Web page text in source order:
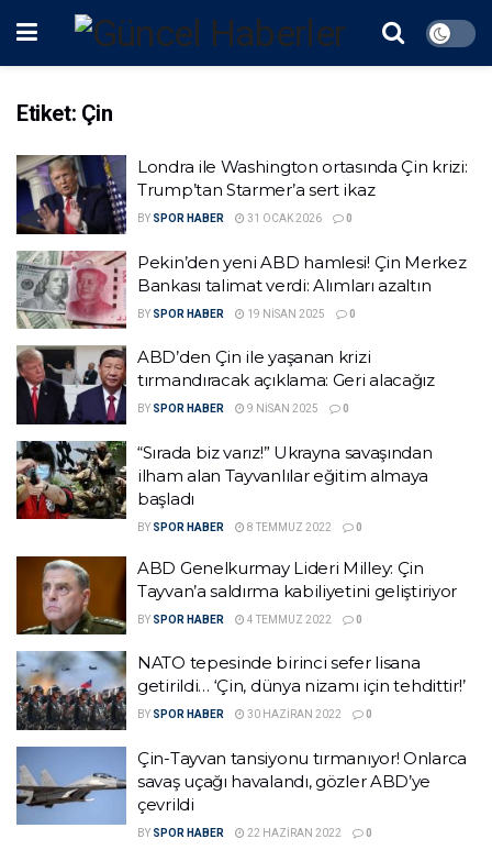
Etiket: Çin
Londra ile Washington ortasında Çin krizi:
Trump’tan Starmer’a sert ikaz
BY SPOR HABER 31 OCAK 2026 0
Pekin’den yeni ABD hamlesi! Çin Merkez
Bankası talimat verdi: Alımları azaltın
BY SPOR HABER 19 NISAN 2025 0
ABD’den Çin ile yaşanan krizi
tırmandıracak açıklama: Geri alacağız
BY SPOR HABER 9 NISAN 2025 0
“Sırada biz varız!” Ukrayna savaşından
ilham alan Tayvanlılar eğitim almaya
başladı
BY SPOR HABER 8 TEMMUZ 2022 0
ABD Genelkurmay Lideri Milley: Çin
Tayvan’a saldırma kabiliyetini geliştiriyor
BY SPOR HABER 4 TEMMUZ 2022 0
NATO tepesinde birinci sefer lisana
getirildi… ‘Çin, dünya nizamı için tehdittir!’
BY SPOR HABER 30 HAZIRAN 2022 0
Çin-Tayvan tansiyonu tırmanıyor! Onlarca
savaş uçağı havalandı, gözler ABD’ye
çevrildi
BY SPOR HABER 22 HAZIRAN 2022 0